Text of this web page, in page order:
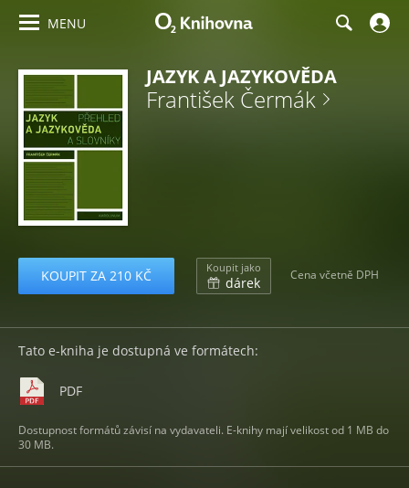
MENU
JAZYK A JAZYKOVĚDA
František Čermák
KOUPIT ZA 210 KČ Koupit jako
dárek Cena včetně DPH
Tato e-kniha je dostupná ve formátech:
PDF
Dostupnost formátů závisí na vydavateli. E-knihy mají velikost od 1 MB do
30 MB.